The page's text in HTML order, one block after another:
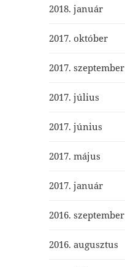
2018. január
2017. október
2017. szeptember
2017. július
2017. június
2017. május
2017. január
2016. szeptember
2016. augusztus